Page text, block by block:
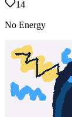
14
No Energy